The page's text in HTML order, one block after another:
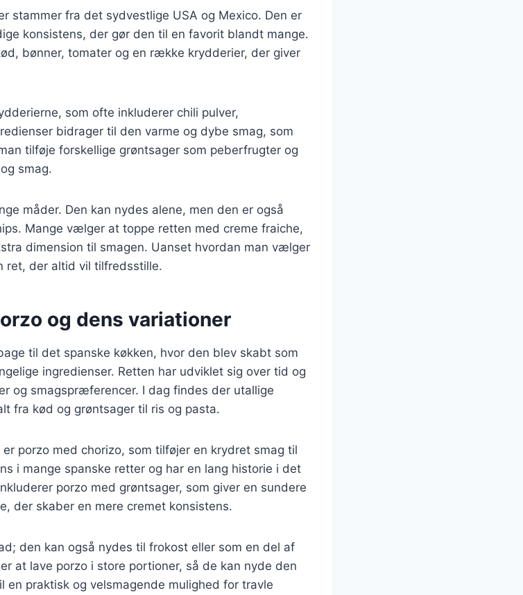
stammer fra det sydvestlige USA og Mexico. Den er
konsistens, der gør den til en favorit blandt mange.
bønner, tomater og en række krydderier, der giver
som ofte inkluderer chili pulver,
bidrager til den varme og dybe smag, som
tilføje forskellige grøntsager som peberfrugter og
smag.
måder. Den kan nydes alene, men den er også
Mange vælger at toppe retten med creme fraiche,
dimension til smagen. Uanset hvordan man vælger
ret, der altid vil tilfredsstille.
og dens variationer
til det spanske køkken, hvor den blev skabt som
ingredienser. Retten har udviklet sig over tid og
og smagspræferencer. I dag findes der utallige
fra kød og grøntsager til ris og pasta.
porzo med chorizo, som tilføjer en krydret smag til
i mange spanske retter og har en lang historie i det
porzo med grøntsager, som giver en sundere
der skaber en mere cremet konsistens.
den kan også nydes til frokost eller som en del af
at lave porzo i store portioner, så de kan nyde den
praktisk og velsmagende mulighed for travle